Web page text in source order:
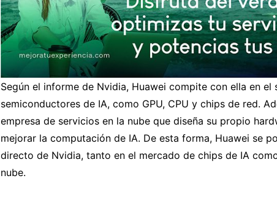
Según el informe de Nvidia, Huawei compite con ella en el
semiconductores de IA, como GPU, CPU y chips de red.
empresa de servicios en la nube que diseña su propio
mejorar la computación de IA. De esta forma, Huawei se
directo de Nvidia, tanto en el mercado de chips de IA
nube.